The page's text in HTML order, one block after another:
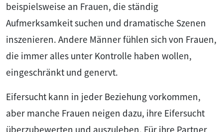
beispielsweise an Frauen, die ständig
Aufmerksamkeit suchen und dramatische Szenen
inszenieren. Andere Männer fühlen sich von Frauen,
die immer alles unter Kontrolle haben wollen,
eingeschränkt und genervt.
Eifersucht kann in jeder Beziehung vorkommen,
aber manche Frauen neigen dazu, ihre Eifersucht
überzubewerten und auszuleben. Für ihre Partner